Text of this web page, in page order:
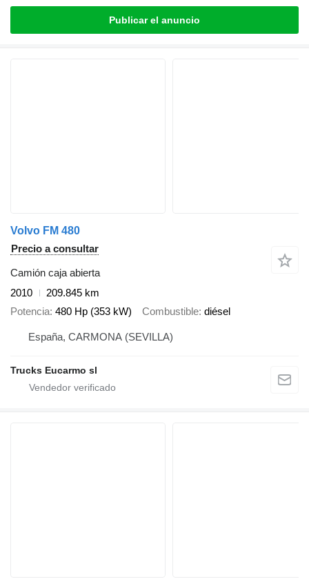
Publicar el anuncio
Volvo FM 480
Precio a consultar
Camión caja abierta
2010
209.845 km
Potencia 480 Hp (353 kW) Combustible diésel
España, CARMONA (SEVILLA)
Trucks Eucarmo sl